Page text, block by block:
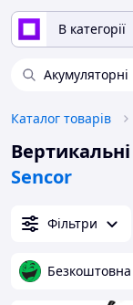
В категорії
Каталог товарів
Sencor
Фільтри
Безкоштовна